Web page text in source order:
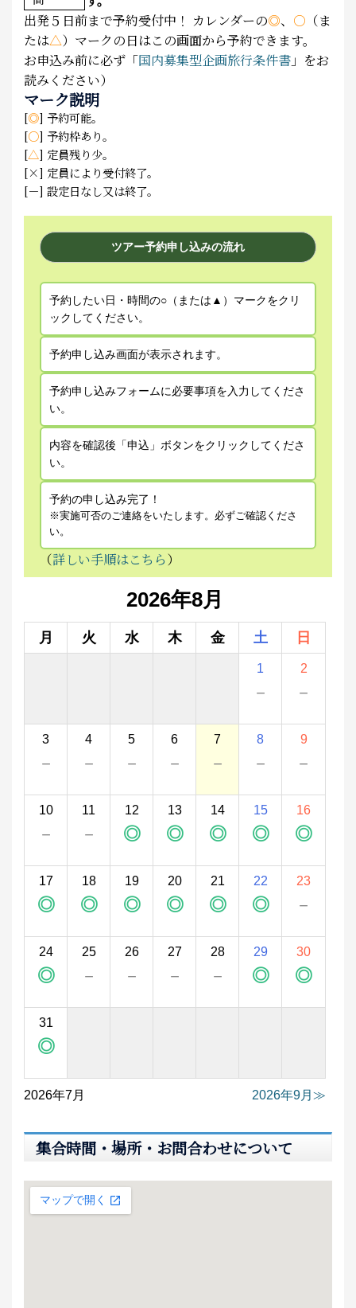
出発５日前まで予約受付中！ カレンダーの◎、 ○ （ま
たは△）マークの日はこの画面から予約できます。
お申込み前に必ず「国内募集型企画旅行条件書 」をお
読みください）
マーク説明
[◎] 予約可能。
[○] 予約枠あり。
[△] 定員残り少。
[×] 定員により受付終了。
[－] 設定日なし又は終了。
ツアー予約申し込みの流れ
予約したい日・時間の○（または▲）マークをクリ
ックしてください。
予約申し込み画面が表示されます。
予約申し込みフォームに必要事項を入力してくださ
い。
内容を確認後「申込」ボタンをクリックしてくださ
い。
予約の申し込み完了！
※実施可否のご連絡をいたします。必ずご確認くださ
い。
（詳しい手順はこちら）
2026年8月
月 火 水 木 金 土 日
1
－
2
－
3
－
4
－
5
－
6
－
7
－
8
－
9
－
10
－
11
－
12
◎
13
◎
14
◎
15
◎
16
◎
17
◎
18
◎
19
◎
20
◎
21
◎
22
◎
23
－
24
◎
25
－
26
－
27
－
28
－
29
◎
30
◎
31
◎
2026年7月 2026年9月
集合時間・場所・お問合わせについて